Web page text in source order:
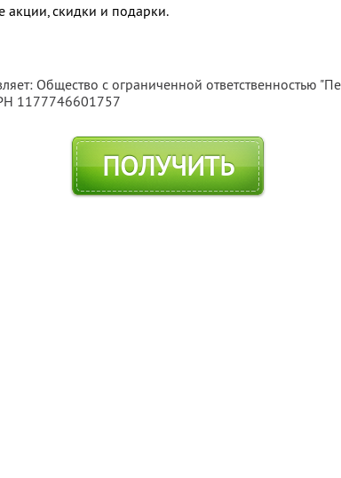
акции, скидки и подарки.
Общество с ограниченной ответственностью
1177746601757
ПОЛУЧИТЬ